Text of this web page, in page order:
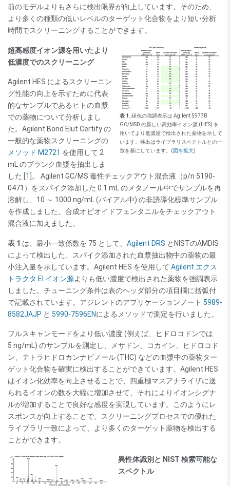
前のモデルよりもさらに検出限界が向上しています。そのため、
より多くの種類の低いレベルのターゲット化合物をより短い分析
時間でスクリーニングすることができます。
表 1. 緑色の強調表示は Agilent 5977B
GC/MSD の新しい高効率イオン源 (HES) を
用いてより低濃度で検出された薬物を示して
います。検出はライブラリスペクトルとの一
致を基にしています。(図を拡大)
超高感度イオン源を用いたより
低濃度でのスクリーニング
Agilent HES によるスクリーニン
グ性能の向上を示すために代表
的なサンプルであるヒトの血漿
での薬物について分析しまし
た。Agilent Bond Elut Certify の
一般的な薬物スクリーニングの
メソッド M2721 を使用して 2
mL のブランク血漿を抽出しま
した [ 1 ]。 Agilent GC/MS 毒性チェックアウト混合液（p/n 5190-
0471）をスパイク添加した 0.1 mL のメタノール中でサンプルを再
溶解し、10 ～ 1000 ng/mL (バイアル中) の非誘導化標準サンプル
を作成しました。合成オピオイドフェンタニルをチェックアウト
混合液に加えました。
表 1 は、最小一致係数を 75 として、 Agilent DRS とNISTのAMDIS
によって検出した、スパイク添加された血漿抽出物中の薬物の最
小注入量を示しています。Agilent HES を使用して Agilent エクス
トラクタ EI イオン源よりも低い濃度で検出された薬物を強調表示
しました。チューニング条件は表のヘッダ部分の項目欄に括弧付
で記載されています。アジレントのアプリケーションノート 5989-
8582JAJP と 5990-7596ENによるメソッドで測定を行いました。
フルスキャンモードをより低い濃度 (例えば、ヒドロコドンでは
5 ng/mL) のサンプルを測定し、メサドン、コカイン、ヒドロコド
ン、テトラヒドロカンナビノール (THC) などの血漿中の薬物ター
ゲット化合物を確実に検出することができています。Agilent HES
はイオン化効率を向上させることで、四重極マスアナライザに送
られるイオンの数を大幅に増加させて、それによりイオンシグナ
ルが増加することで良好な感度を実現しています。このようにレ
スポンスが向上することで、スクリーニングプロセスでの優れた
ライブラリ一致によって、より多くのターゲット薬物を検出する
ことができます。
異性体識別と NIST 検索可能な
スペクトル